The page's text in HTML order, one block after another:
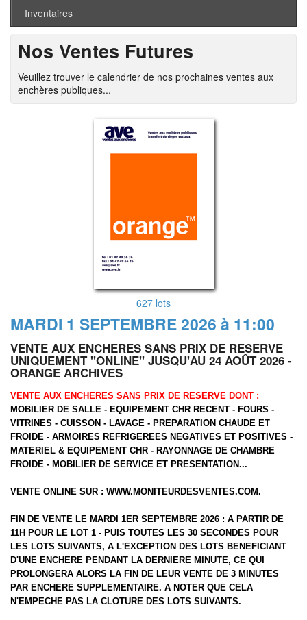
Inventaires
Nos Ventes Futures
Veuillez trouver le calendrier de nos prochaines ventes aux
enchères publiques...
627 lots
MARDI 1 SEPTEMBRE 2026 à 11:00
VENTE AUX ENCHERES SANS PRIX DE RESERVE
UNIQUEMENT "ONLINE" JUSQU'AU 24 AOÛT 2026 -
ORANGE ARCHIVES
VENTE AUX ENCHERES SANS PRIX DE RESERVE DONT :
MOBILIER DE SALLE - EQUIPEMENT CHR RECENT - FOURS -
VITRINES - CUISSON - LAVAGE - PREPARATION CHAUDE ET
FROIDE - ARMOIRES REFRIGEREES NEGATIVES ET POSITIVES -
MATERIEL & EQUIPEMENT CHR - RAYONNAGE DE CHAMBRE
FROIDE - MOBILIER DE SERVICE ET PRESENTATION...
VENTE ONLINE SUR : WWW.MONITEURDESVENTES.COM.
FIN DE VENTE LE MARDI 1ER SEPTEMBRE 2026 : A PARTIR DE
11H POUR LE LOT 1 - PUIS TOUTES LES 30 SECONDES POUR
LES LOTS SUIVANTS, A L'EXCEPTION DES LOTS BENEFICIANT
D'UNE ENCHERE PENDANT LA DERNIERE MINUTE, CE QUI
PROLONGERA ALORS LA FIN DE LEUR VENTE DE 3 MINUTES
PAR ENCHERE SUPPLEMENTAIRE. A NOTER QUE CELA
N'EMPECHE PAS LA CLOTURE DES LOTS SUIVANTS.